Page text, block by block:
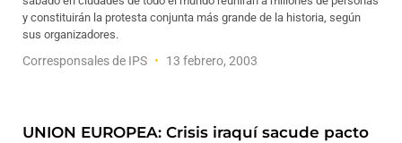
y constituirán la protesta conjunta más grande de la historia, según
sus organizadores.
Corresponsales de IPS 13 febrero, 2003
UNION EUROPEA: Crisis iraquí sacude pacto